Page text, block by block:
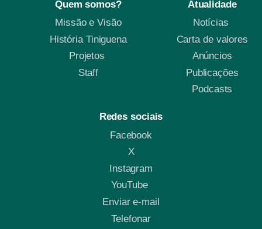
Quem somos?
Missão e Visão
História Tiniguena
Projetos
Staff
Atualidade
Notícias
Carta de valores
Anúncios
Publicações
Podcasts
Redes sociais
Facebook
X
Instagram
YouTube
Enviar e-mail
Telefonar